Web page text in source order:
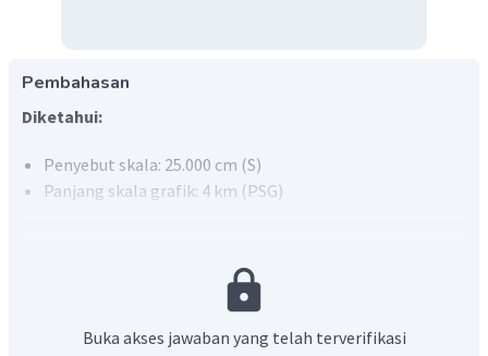
Pembahasan
Diketahui:
Penyebut skala: 25.000 cm (S)
Panjang skala grafik: 4 km (PSG)
Berapa panjang skala grafik di peta? (PSM)
Buka akses jawaban yang telah terverifikasi